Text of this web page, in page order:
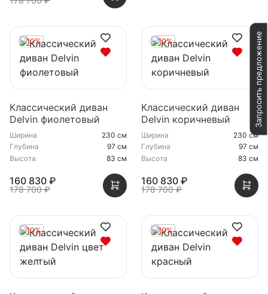
- 10%
Классический диван
Delvin фиолетовый
Ширина
230 см
Глубина
97 см
Высота
83 см
160 830 ₽
178 700 ₽
- 10%
Классический диван
Delvin коричневый
Ширина
230 см
Глубина
97 см
Высота
83 см
160 830 ₽
178 700 ₽
- 10% - 10%
Запросить предложение